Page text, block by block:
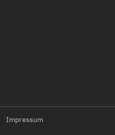
Impressum